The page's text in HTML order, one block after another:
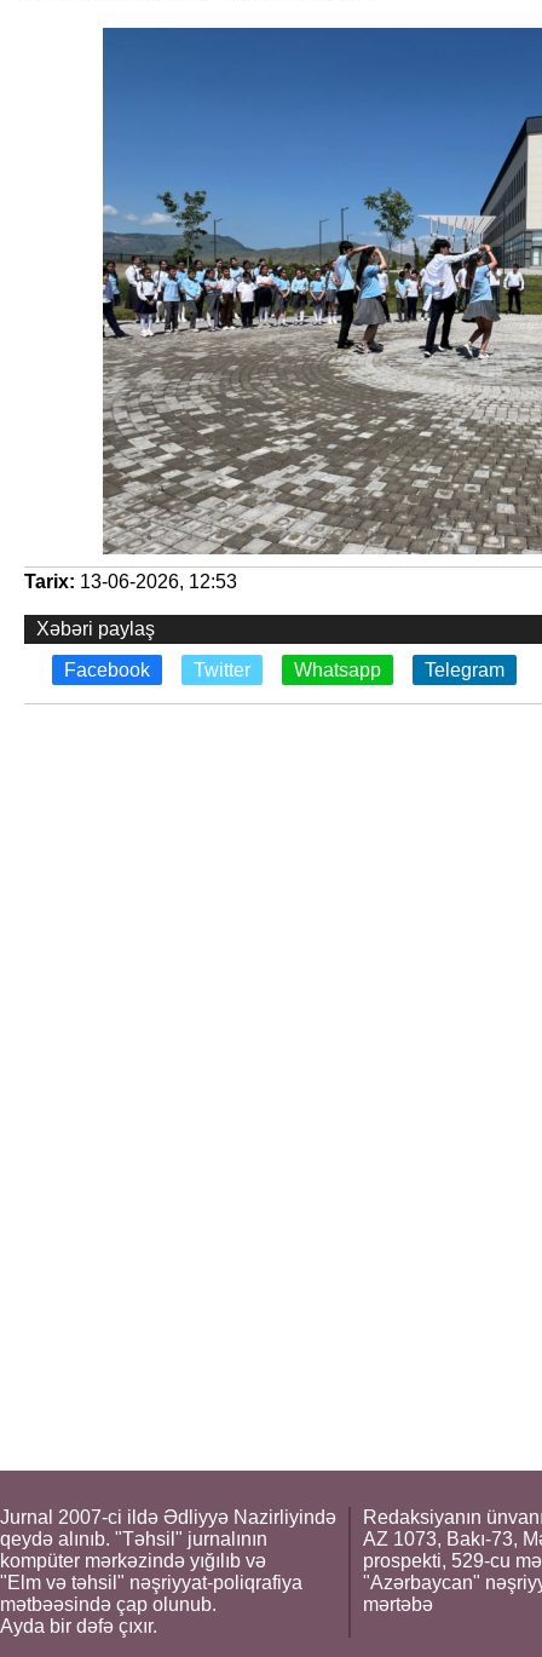
Tarix: 13-06-2026, 12:53
Xəbəri paylaş
Facebook
Twitter Whatsapp Telegram
Jurnal 2007-ci ildə Ədliyyə Nazirliyində
qeydə alınıb. "Təhsil" jurnalının
kompüter mərkəzində yığılıb və
"Elm və təhsil" nəşriyyat-poliqrafiya
mətbəəsində çap olunub.
Ayda bir dəfə çıxır.
Redaksiyanın
AZ 1073, Bakı-73,
prospekti, 529-cu
"Azərbaycan"
mərtəbə